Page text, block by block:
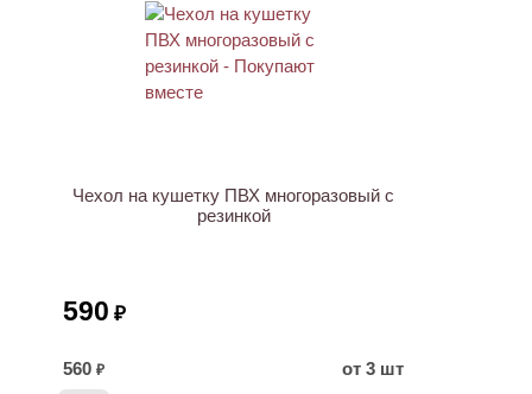
Чехол на кушетку ПВХ многоразовый с
резинкой
590 ₽
560 ₽
от 3 шт